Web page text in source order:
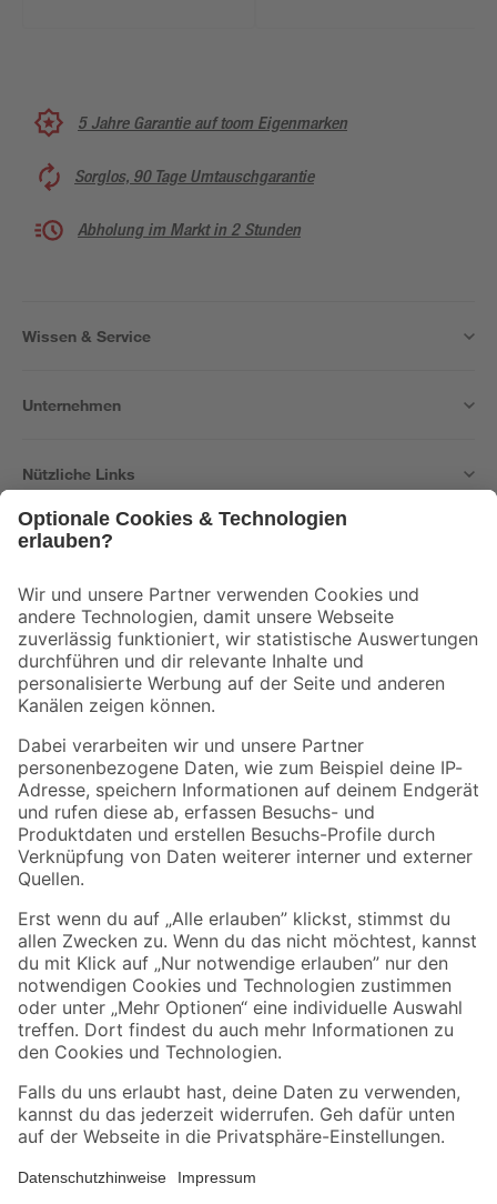
5 Jahre Garantie auf toom Eigenmarken
Sorglos, 90 Tage Umtauschgarantie
Abholung im Markt in 2 Stunden
Wissen & Service
Unternehmen
Nützliche Links
Der toom Newsletter: Keine Angebote und Aktionen mehr verpassen!
Zur Newsletter Anmeldung
Folge uns
Zahlungsarten Versandarten
Sicher einkaufen
Jetzt die toom-App herunterladen
Alle Preisangaben in EUR inkl. gesetzl. MwSt.. Die dargestellten Angebote sind unter
Umständen nicht in allen Märkten verfügbar. Die angegebenen Verfügbarkeiten beziehen
Produkte nur solange der Vorrat reicht.
*Paketversand ab 59 € versandkostenfrei, gilt nicht für Artikel mit Speditionsversand, hier